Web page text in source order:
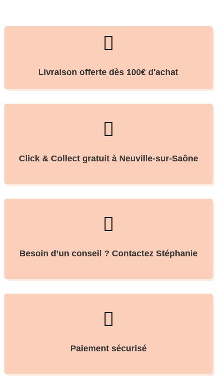

Livraison offerte dès 100€ d'achat

Click & Collect gratuit à Neuville-sur-Saône

Besoin d’un conseil ? Contactez Stéphanie

Paiement sécurisé